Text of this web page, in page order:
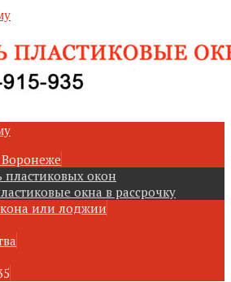
Воронеже
пластиковых окон
окна в рассрочку
или лоджии